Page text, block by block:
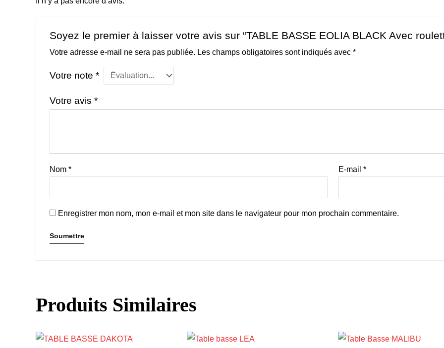
Soyez le premier à laisser votre avis sur “TABLE BASSE EOLIA BLACK Avec
Votre adresse e-mail ne sera pas publiée. Les champs obligatoires sont indiqués avec *
Votre note *
Votre avis *
Nom * E-mail*
Enregistrer mon nom, mon e-mail et mon site dans le navigateur pour mon prochain commentaire.
Produits Similaires